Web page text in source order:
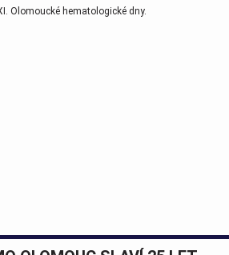
za rok na viděnou přátelé.